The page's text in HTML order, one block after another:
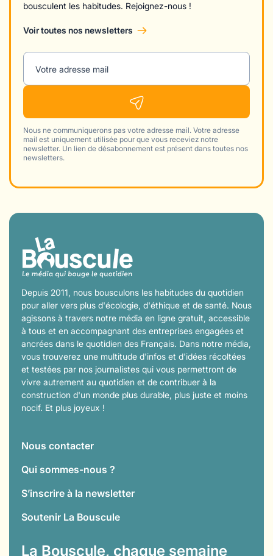
bousculent les habitudes. Rejoignez-nous !
Voir toutes nos newsletters
Votre adresse mail
Nous ne communiquerons pas votre adresse mail. Votre adresse
mail est uniquement utilisée pour que vous receviez notre
newsletter. Un lien de désabonnement est présent dans toutes nos
newsletters.
Depuis 2011, nous bousculons les habitudes du quotidien
pour aller vers plus d'écologie, d'éthique et de santé. Nous
agissons à travers notre média en ligne gratuit, accessible
à tous et en accompagnant des entreprises engagées et
ancrées dans le quotidien des Français. Dans notre média,
vous trouverez une multitude d'infos et d'idées récoltées
et testées par nos journalistes qui vous permettront de
vivre autrement au quotidien et de contribuer à la
construction d'un monde plus durable, plus juste et moins
nocif. Et plus joyeux !
Nous contacter
Qui sommes-nous ?
S’inscrire à la newsletter
Soutenir La Bouscule
La Bouscule, chaque semaine